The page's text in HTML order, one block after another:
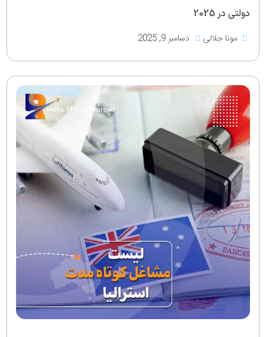
دولتی در 2025
مونا جلالی
دسامبر 9, 2025